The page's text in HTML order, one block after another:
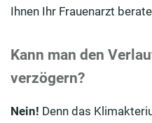
Ihnen Ihr Frauenarzt
Kann man den
verzögern?
Nein! Denn das